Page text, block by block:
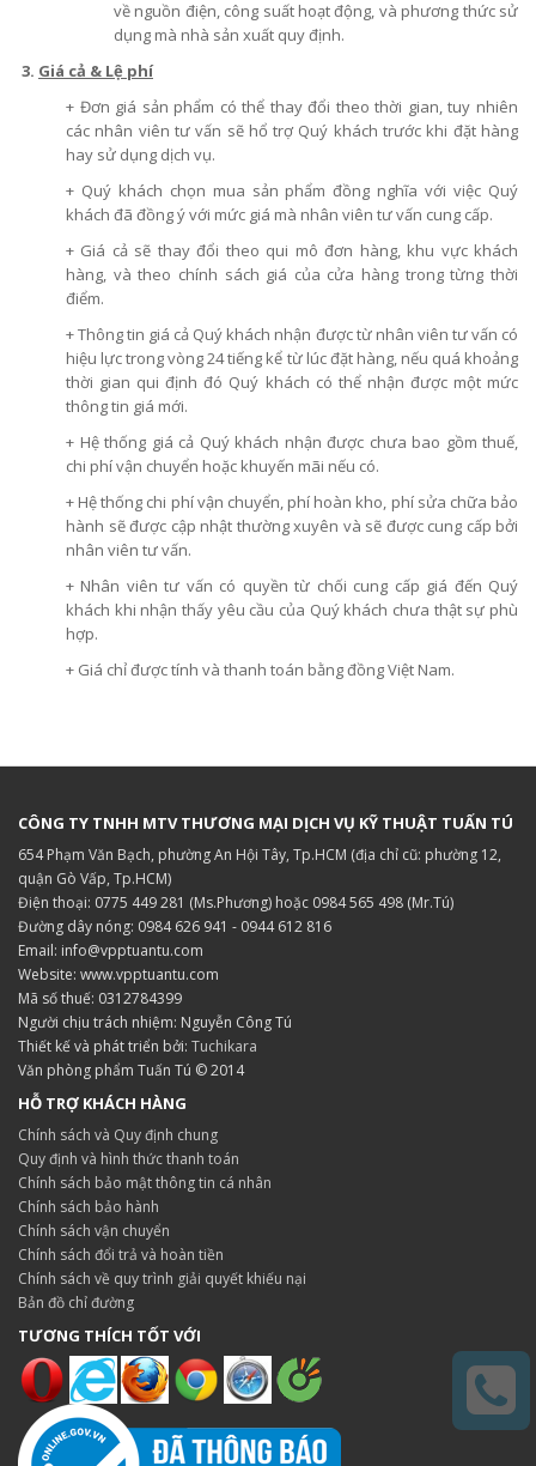
về nguồn điện, công suất hoạt động, và phương thức sử
dụng mà nhà sản xuất quy định.
3. Giá cả & Lệ phí
+ Đơn giá sản phẩm có thể thay đổi theo thời gian, tuy nhiên
các nhân viên tư vấn sẽ hổ trợ Quý khách trước khi đặt hàng
hay sử dụng dịch vụ.
+ Quý khách chọn mua sản phẩm đồng nghĩa với việc Quý
khách đã đồng ý với mức giá mà nhân viên tư vấn cung cấp.
+ Giá cả sẽ thay đổi theo qui mô đơn hàng, khu vực khách
hàng, và theo chính sách giá của cửa hàng trong từng thời
điểm.
+ Thông tin giá cả Quý khách nhận được từ nhân viên tư vấn có
hiệu lực trong vòng 24 tiếng kể từ lúc đặt hàng, nếu quá khoảng
thời gian qui định đó Quý khách có thể nhận được một mức
thông tin giá mới.
+ Hệ thống giá cả Quý khách nhận được chưa bao gồm thuế,
chi phí vận chuyển hoặc khuyến mãi nếu có.
+ Hệ thống chi phí vận chuyển, phí hoàn kho, phí sửa chữa bảo
hành sẽ được cập nhật thường xuyên và sẽ được cung cấp bởi
nhân viên tư vấn.
+ Nhân viên tư vấn có quyền từ chối cung cấp giá đến Quý
khách khi nhận thấy yêu cầu của Quý khách chưa thật sự phù
hợp.
+ Giá chỉ được tính và thanh toán bằng đồng Việt Nam.
CÔNG TY TNHH MTV THƯƠNG MẠI DỊCH VỤ KỸ THUẬT TUẤN TÚ
654 Phạm Văn Bạch, phường An Hội Tây, Tp.HCM (địa chỉ cũ: phường 12,
quận Gò Vấp, Tp.HCM)
Điện thoại: 0775 449 281 (Ms.Phương) hoặc 0984 565 498 (Mr.Tú)
Đường dây nóng: 0984 626 941 - 0944 612 816
Email: info@vpptuantu.com
Website: www.vpptuantu.com
Mã số thuế: 0312784399
Người chịu trách nhiệm: Nguyễn Công Tú
Thiết kế và phát triển bởi: Tuchikara
Văn phòng phẩm Tuấn Tú © 2014
HỖ TRỢ KHÁCH HÀNG
Chính sách và Quy định chung
Quy định và hình thức thanh toán
Chính sách bảo mật thông tin cá nhân
Chính sách bảo hành
Chính sách vận chuyển
Chính sách đổi trả và hoàn tiền
Chính sách về quy trình giải quyết khiếu nại
Bản đồ chỉ đường
TƯƠNG THÍCH TỐT VỚI